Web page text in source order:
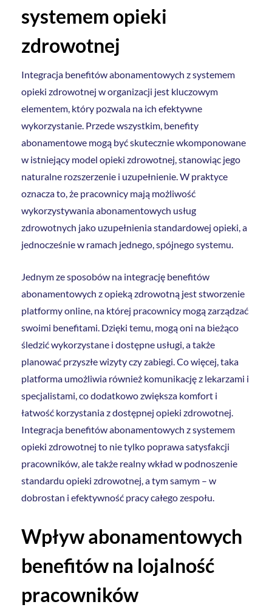
systemem opieki
zdrowotnej
Integracja benefitów abonamentowych z systemem
opieki zdrowotnej w organizacji jest kluczowym
elementem, który pozwala na ich efektywne
wykorzystanie. Przede wszystkim, benefity
abonamentowe mogą być skutecznie wkomponowane
w istniejący model opieki zdrowotnej, stanowiąc jego
naturalne rozszerzenie i uzupełnienie. W praktyce
oznacza to, że pracownicy mają możliwość
wykorzystywania abonamentowych usług
zdrowotnych jako uzupełnienia standardowej opieki, a
jednocześnie w ramach jednego, spójnego systemu.
Jednym ze sposobów na integrację benefitów
abonamentowych z opieką zdrowotną jest stworzenie
platformy online, na której pracownicy mogą zarządzać
swoimi benefitami. Dzięki temu, mogą oni na bieżąco
śledzić wykorzystane i dostępne usługi, a także
planować przyszłe wizyty czy zabiegi. Co więcej, taka
platforma umożliwia również komunikację z lekarzami i
specjalistami, co dodatkowo zwiększa komfort i
łatwość korzystania z dostępnej opieki zdrowotnej.
Integracja benefitów abonamentowych z systemem
opieki zdrowotnej to nie tylko poprawa satysfakcji
pracowników, ale także realny wkład w podnoszenie
standardu opieki zdrowotnej, a tym samym – w
dobrostan i efektywność pracy całego zespołu.
Wpływ abonamentowych
benefitów na lojalność
pracowników